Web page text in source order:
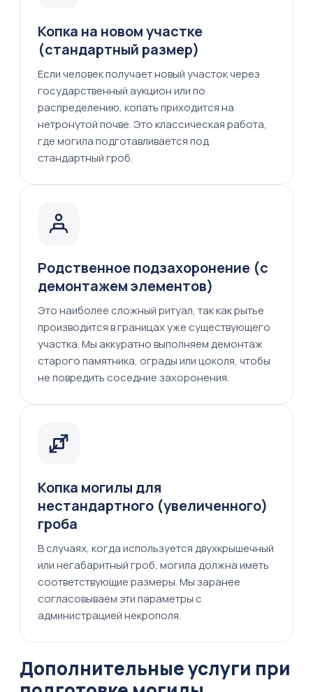
Копка на новом участке
(стандартный размер)
Если человек получает новый участок через
государственный аукцион или по
распределению, копать приходится на
нетронутой почве. Это классическая работа,
где могила подготавливается под
стандартный гроб.
Родственное подзахоронение (с
демонтажем элементов)
Это наиболее сложный ритуал, так как рытье
производится в границах уже существующего
участка. Мы аккуратно выполняем демонтаж
старого памятника, ограды или цоколя, чтобы
не повредить соседние захоронения.
Копка могилы для
нестандартного (увеличенного)
гроба
В случаях, когда используется двухкрышечный
или негабаритный гроб, могила должна иметь
соответствующие размеры. Мы заранее
согласовываем эти параметры с
администрацией некрополя.
Дополнительные услуги при